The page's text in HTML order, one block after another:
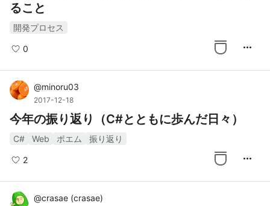
ること
開発プロセス
0 more_horiz
@minoru03
2017-12-18
今年の振り返り（C#とともに歩んだ日々）
C# Web ポエム 振り返り
2 more_horiz
@crasae (crasae)